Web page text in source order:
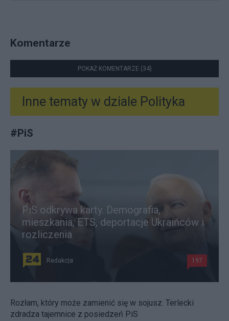
Komentarze
POKAŻ KOMENTARZE (34)
Inne tematy w dziale Polityka
#PiS
PiS odkrywa karty. Demografia,
mieszkania, ETS, deportacje Ukraińców i
rozliczenia
Redakcja 197
Rozłam, który może zamienić się w sojusz. Terlecki
zdradza tajemnice z posiedzeń PiS